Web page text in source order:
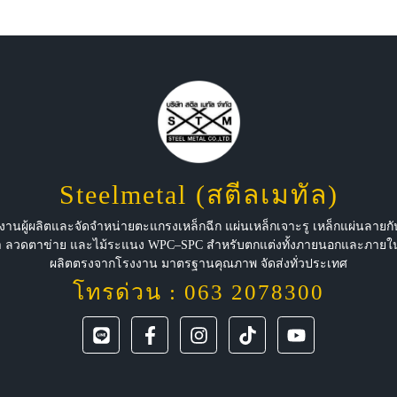
Steelmetal (สตีลเมทัล)
งานผู้ผลิตและจัดจำหน่ายตะแกรงเหล็กฉีก แผ่นเหล็กเจาะรู เหล็กแผ่นลาย
ลวดตาข่าย และไม้ระแนง WPC–SPC สำหรับตกแต่งทั้งภายนอกและภาย
ผลิตตรงจากโรงงาน มาตรฐานคุณภาพ จัดส่งทั่วประเทศ
โทรด่วน : 063 2078300